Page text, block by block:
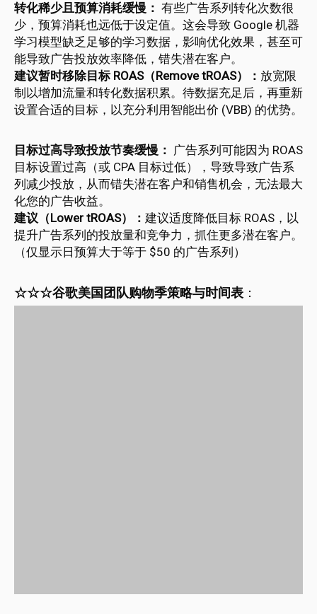
转化稀少且预算消耗缓慢： 有些广告系列转化次数很
少，预算消耗也远低于设定值。这会导致 Google 机器
学习模型缺乏足够的学习数据，影响优化效果，甚至可
能导致广告投放效率降低，错失潜在客户。
建议暂时移除目标 ROAS（Remove tROAS）： 放宽限
制以增加流量和转化数据积累。待数据充足后，再重新
设置合适的目标，以充分利用智能出价 (VBB) 的优势。
目标过高导致投放节奏缓慢： 广告系列可能因为 ROAS
目标设置过高（或 CPA 目标过低），导致导致广告系
列减少投放，从而错失潜在客户和销售机会，无法最大
化您的广告收益。
建议（Lower tROAS）： 建议适度降低目标 ROAS，以
提升广告系列的投放量和竞争力，抓住更多潜在客户。
（仅显示日预算大于等于 $50 的广告系列）
☆☆☆谷歌美国团队购物季策略与时间表 ：